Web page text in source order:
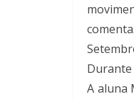
comenta.
Durante
A aluna